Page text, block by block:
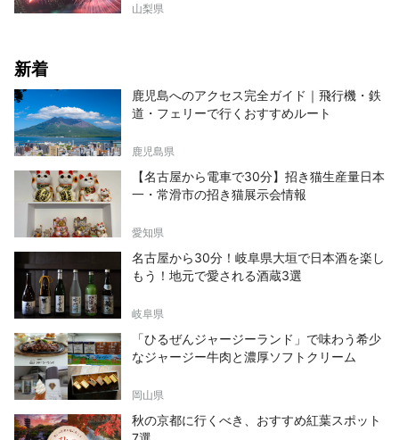
山梨県
新着
鹿児島へのアクセス完全ガイド｜飛行機・鉄
道・フェリーで行くおすすめルート
鹿児島県
【名古屋から電車で30分】招き猫生産量日本
一・常滑市の招き猫展示会情報
愛知県
名古屋から30分！岐阜県大垣で日本酒を楽し
もう！地元で愛される酒蔵3選
岐阜県
「ひるぜんジャージーランド」で味わう希少
なジャージー牛肉と濃厚ソフトクリーム
岡山県
秋の京都に行くべき、おすすめ紅葉スポット